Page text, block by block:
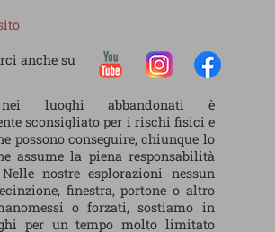
anche su
luoghi abbandonati è
sconsigliato per i rischi fisici e
possono conseguire, chiunque lo
assume la piena responsabilità
Nelle nostre esplorazioni nessun
finestra, portone o altro
o forzati, sostiamo in
per un tempo molto limitato